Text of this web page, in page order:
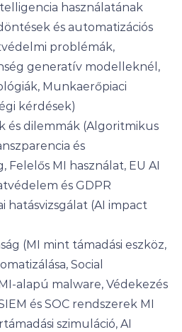
használatának
és automatizációs
problémák,
generatív modelleknél,
Munkaerőpiaci
kérdések)
és dilemmák (Algoritmikus
és
Felelős MI használat, EU AI
és GDPR
hatásvizsgálat (AI impact
(MI mint támadási eszköz,
Social
alapú malware, Védekezés
és SOC rendszerek MI
szimuláció, AI